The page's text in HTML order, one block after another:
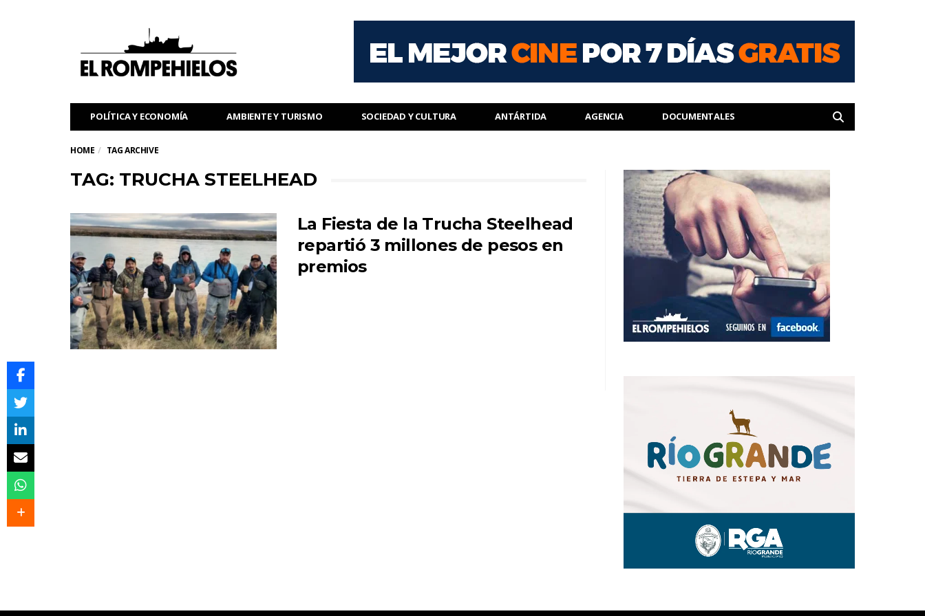
POLÍTICA Y ECONOMÍA AMBIENTE Y TURISMO SOCIEDAD Y CULTURA ANTÁRTIDA AGENCIA DOCUMENTALES
HOME TAG ARCHIVE
TAG: TRUCHA STEELHEAD
La Fiesta de la Trucha Steelhead
repartió 3 millones de pesos en
premios